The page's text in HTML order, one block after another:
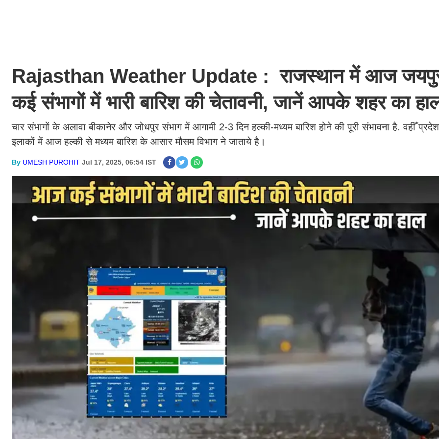
Rajasthan Weather Update : राजस्थान में आज
कई संभागों में भारी बारिश की चेतावनी, जानें आपके शहर का
चार संभागों के अलावा बीकानेर और जोधपुर संभाग में आगामी 2-3 दिन हल्की-मध्यम बारिश होने की पूरी संभावना है. वहीँ
इलाकों में आज हल्की से मध्यम बारिश के आसार मौसम विभाग ने जाताये है।
By UMESH PUROHIT Jul 17, 2025, 06:54 IST